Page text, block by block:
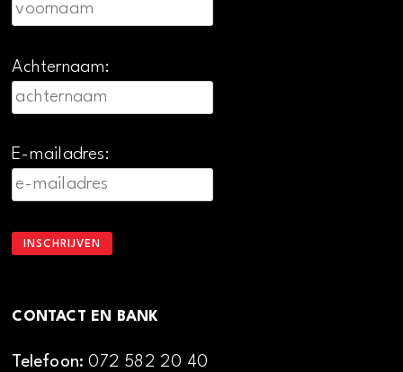
Achternaam:
E-mailadres:
CONTACT EN BANK
Telefoon:072 582 20 40